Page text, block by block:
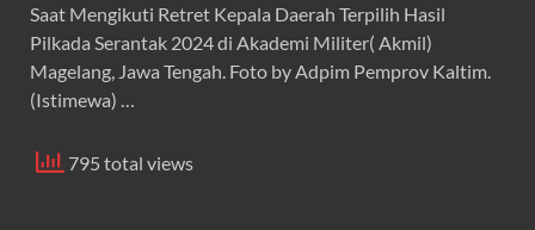
Saat Mengikuti Retret Kepala Daerah Terpilih Hasil
Pilkada Serantak 2024 di Akademi Militer( Akmil)
Magelang, Jawa Tengah. Foto by Adpim Pemprov Kaltim.
(Istimewa) …
795 total views